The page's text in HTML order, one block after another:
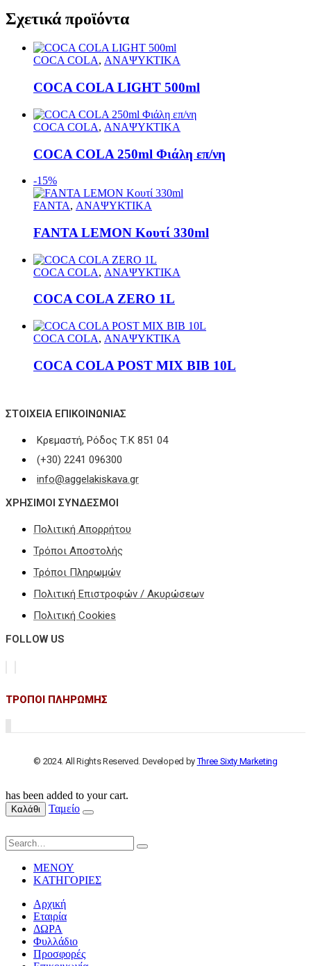
Σχετικά προϊόντα
COCA COLA, ΑΝΑΨΥΚΤΙΚΑ
COCA COLA LIGHT 500ml
COCA COLA, ΑΝΑΨΥΚΤΙΚΑ
COCA COLA 250ml Φιάλη επ/νη
-15%
FANTA, ΑΝΑΨΥΚΤΙΚΑ
FANTA LEMON Κουτί 330ml
COCA COLA, ΑΝΑΨΥΚΤΙΚΑ
COCA COLA ZERO 1L
COCA COLA, ΑΝΑΨΥΚΤΙΚΑ
COCA COLA POST MIX BIB 10L
ΣΤΟΙΧΕΊΑ ΕΠΙΚΟΙΝΩΝΊΑΣ
Κρεμαστή, Ρόδος Τ.Κ 851 04
(+30) 2241 096300
info@aggelakiskava.gr
ΧΡΗΣΙΜΟΙ ΣΥΝΔΕΣΜΟΙ
Πολιτική Απορρήτου
Τρόποι Αποστολής
Τρόποι Πληρωμών
Πολιτική Επιστροφών / Ακυρώσεων
Πολιτική Cookies
FOLLOW US
ΤΡΟΠΟΙ ΠΛΗΡΩΜΗΣ
© 2024. All Rights Reserved. Developed byThree Sixty Marketing
has been added to your cart.
Καλάθι Ταμείο
ΜΕΝΟΥ
ΚΑΤΗΓΟΡΙΕΣ
Αρχική
Εταιρία
ΔΩΡΑ
Φυλλάδιο
Προσφορές